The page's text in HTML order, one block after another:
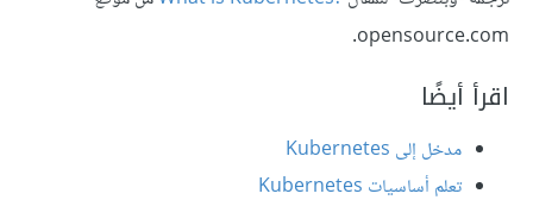
opensource.com.
اقرأ أيضًا
مدخل إلى Kubernetes
تعلم أساسيات Kubernetes